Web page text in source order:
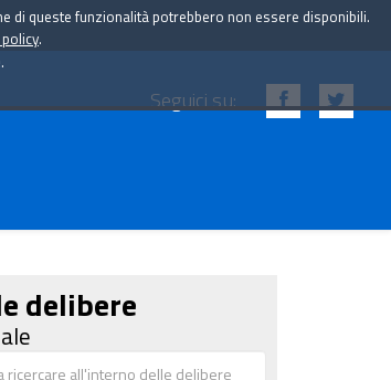
Seguici su:
delibere
di queste funzionalità potrebbero non essere disponibili.
.